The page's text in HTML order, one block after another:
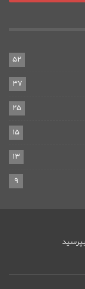
52
37
25
15
13
9